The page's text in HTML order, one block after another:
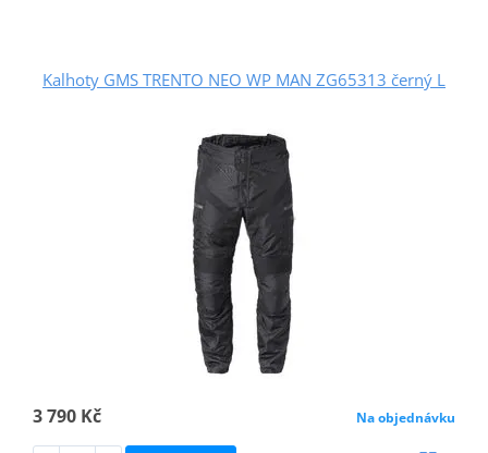
Kalhoty GMS TRENTO NEO WP MAN ZG65313 černý L
3 790 Kč Na objednávku